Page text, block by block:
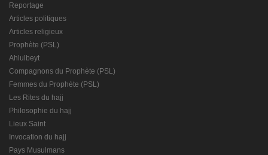
Reportage
Articles politiques
Articles religieux
Prophète (PSL)
Ahlulbeyt
Compagnons du Prophète (PSL)
Femmes du Prophète (PSL)
Les Rites du hajj
Philosophie du hajj
Lieux Saint
Invocation du hajj
Pays Musulmans